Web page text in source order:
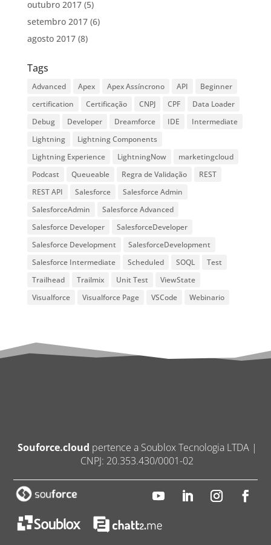
outubro 2017(5)
setembro 2017(6)
agosto 2017(8)
Tags
Advanced Apex Apex Assíncrono API
Beginner
certification
Certificação CNPJ CPF
Data Loader
Debug
Developer Dreamforce IDE
Intermediate
Lightning
Lightning Components
Lightning Experience
LightningNow
marketingcloud
Podcast
Queueable Regra de Validação
REST
REST API
Salesforce
Salesforce Admin
SalesforceAdmin
Salesforce Advanced
Salesforce Developer
SalesforceDeveloper
Salesforce Development
SalesforceDevelopment
Salesforce Intermediate
Scheduled SOQL
Test
Trailhead
Trailmix Unit Test
ViewState
Visualforce
Visualforce Page VSCode Webinario
Souforce.cloud pertence a Soublox Tecnologia LTDA |
CNPJ: 20.353.430/0001-02